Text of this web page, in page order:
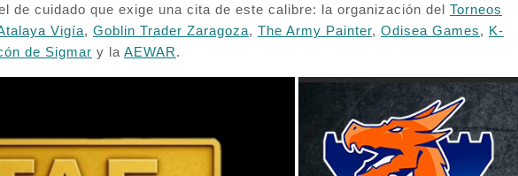
de cuidado que exige una cita de este calibre: la organización del Torneos
Vigía, Goblin Trader Zaragoza, The Army Painter, Odisea Games, K-
de Sigmar y la AEWAR.